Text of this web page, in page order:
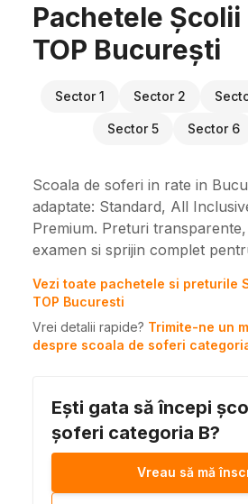
Pachetele
TOP București
Sector 1 Sector 2
Sector 5 Sector 6
Scoala de soferi in rate in
adaptate: Standard, All
Premium. Preturi
examen si sprijin complet
Vezi toate pachetele si preturile
TOP Bucuresti
Vrei detalii rapide? Trimite-ne un
despre scoala de soferi
Ești gata să începi
șoferi categoria B?
Vreau să mă